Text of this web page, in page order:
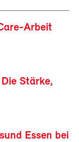
Arbeit
Stärke,
Essen bei